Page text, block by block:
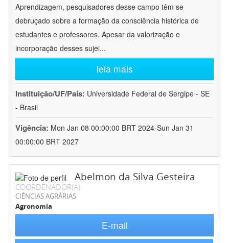
Aprendizagem, pesquisadores desse campo têm se
debruçado sobre a formação da consciência histórica de
estudantes e professores. Apesar da valorização e
incorporação desses sujei...
leia mais
Instituição/UF/País: Universidade Federal de Sergipe - SE
- Brasil
Vigência: Mon Jan 08 00:00:00 BRT 2024-Sun Jan 31
00:00:00 BRT 2027
Abelmon da Silva Gesteira
COORDENADOR(A)
CIÊNCIAS AGRÁRIAS
Agronomia
E-mail